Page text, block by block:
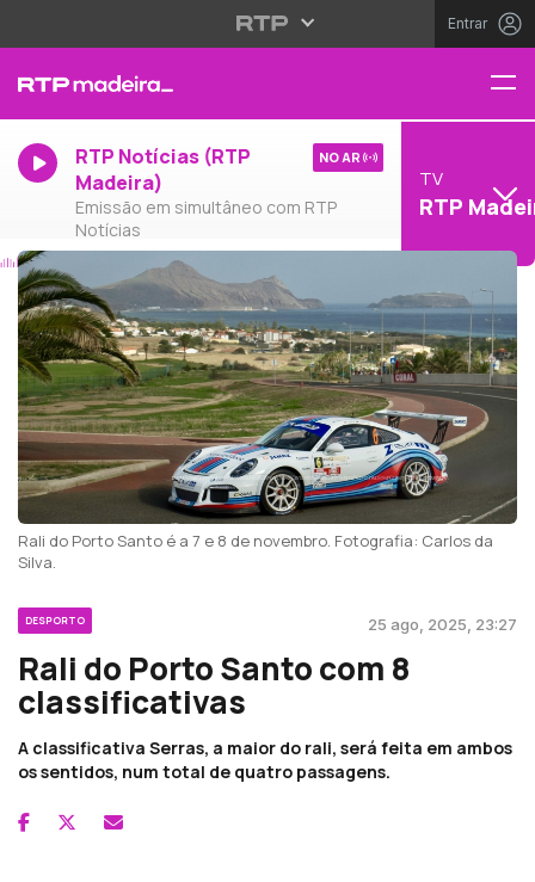
Entrar
RTP Notícias (RTP
Madeira)
Emissão em simultâneo com RTP
Notícias
NO AR
TV
RTP
Rali do Porto Santo é a 7 e 8 de novembro. Fotografia: Carlos da
Silva.
DESPORTO 25 ago, 2025, 23:27
Rali do Porto Santo com 8
classificativas
A classificativa Serras, a maior do rali, será feita em ambos
os sentidos, num total de quatro passagens.